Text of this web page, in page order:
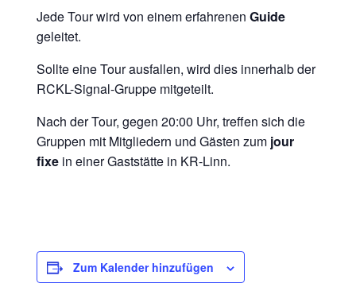
Jede Tour wird von einem erfahrenenGuide
geleitet.
Sollte eine Tour ausfallen, wird dies innerhalb der
RCKL-Signal-Gruppe mitgeteilt.
Nach der Tour, gegen 20:00 Uhr, treffen sich die
Gruppen mit Mitgliedern und Gästen zum jour
fixe in einer Gaststätte in KR-Linn.
Zum Kalender hinzufügen